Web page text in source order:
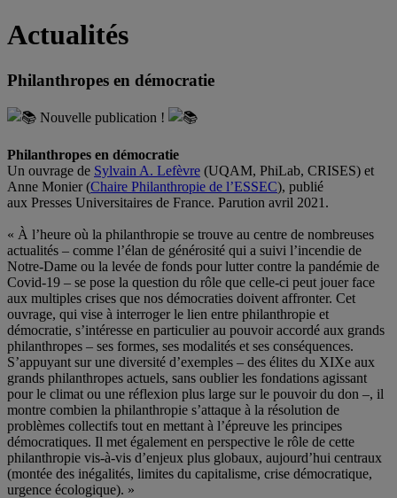
Actualités
Philanthropes en démocratie
Nouvelle publication !
Philanthropes en démocratie
Un ouvrage de Sylvain A. Lefèvre (UQAM, PhiLab, CRISES) et
Anne Monier (Chaire Philanthropie de l’ESSEC), publié
aux Presses Universitaires de France. Parution avril 2021.
« À l’heure où la philanthropie se trouve au centre de nombreuses
actualités – comme l’élan de générosité qui a suivi l’incendie de
Notre-Dame ou la levée de fonds pour lutter contre la pandémie de
Covid-19 – se pose la question du rôle que celle-ci peut jouer face
aux multiples crises que nos démocraties doivent affronter. Cet
ouvrage, qui vise à interroger le lien entre philanthropie et
démocratie, s’intéresse en particulier au pouvoir accordé aux grands
philanthropes – ses formes, ses modalités et ses conséquences.
S’appuyant sur une diversité d’exemples – des élites du XIXe aux
grands philanthropes actuels, sans oublier les fondations agissant
pour le climat ou une réflexion plus large sur le pouvoir du don –, il
montre combien la philanthropie s’attaque à la résolution de
problèmes collectifs tout en mettant à l’épreuve les principes
démocratiques. Il met également en perspective le rôle de cette
philanthropie vis-à-vis d’enjeux plus globaux, aujourd’hui centraux
(montée des inégalités, limites du capitalisme, crise démocratique,
urgence écologique). »